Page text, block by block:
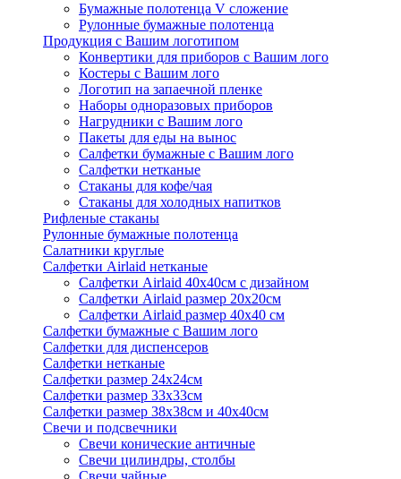
Бумажные полотенца V сложение
Рулонные бумажные полотенца
Продукция с Вашим логотипом
Конвертики для приборов с Вашим лого
Костеры с Вашим лого
Логотип на запаечной пленке
Наборы одноразовых приборов
Нагрудники с Вашим лого
Пакеты для еды на вынос
Салфетки бумажные с Вашим лого
Салфетки нетканые
Стаканы для кофе/чая
Стаканы для холодных напитков
Рифленые стаканы
Рулонные бумажные полотенца
Салатники круглые
Салфетки Airlaid нетканые
Салфетки Airlaid 40х40см с дизайном
Салфетки Airlaid размер 20х20см
Салфетки Airlaid размер 40х40 см
Салфетки бумажные с Вашим лого
Салфетки для диспенсеров
Салфетки нетканые
Салфетки размер 24х24см
Салфетки размер 33х33см
Салфетки размер 38х38см и 40х40см
Свечи и подсвечники
Свечи конические античные
Свечи цилиндры, столбы
Свечи чайные